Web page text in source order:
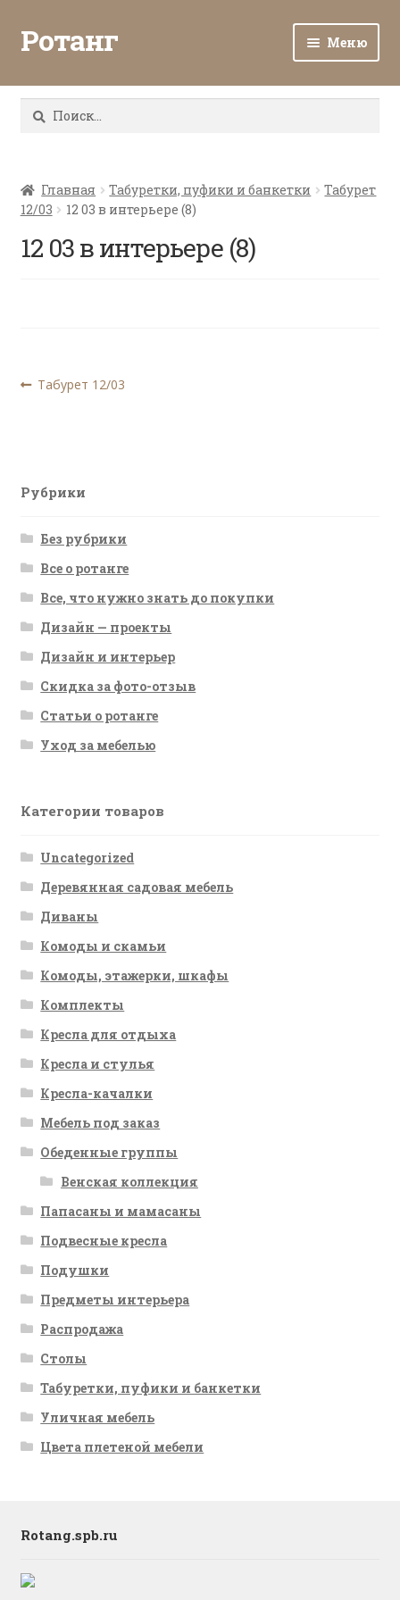
Ротанг Меню
Каталог
Все о ротанге
Найти:
Главная Табуретки, пуфики и банкетки
Табурет
12/03
12 03 в интерьере (8)
12 03 в интерьере (8)
Навигация
Предыдущая
Табурет 12/03
Рубрики
Без рубрики
Все о ротанге
Все, что нужно знать до покупки
Дизайн — проекты
Дизайн и интерьер
Скидка за фото-отзыв
Статьи о ротанге
Уход за мебелью
Категории товаров
Uncategorized
Деревянная садовая мебель
Диваны
Комоды и скамьи
Комоды, этажерки, шкафы
Комплекты
Кресла для отдыха
Кресла и стулья
Кресла-качалки
Мебель под заказ
Обеденные группы
Венская коллекция
Папасаны и мамасаны
Подвесные кресла
Подушки
Предметы интерьера
Распродажа
Столы
Табуретки, пуфики и банкетки
Уличная мебель
Цвета плетеной мебели
Rotang.spb.ru